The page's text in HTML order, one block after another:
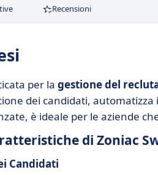
Recensioni
per la gestione del
dei candidati,
è ideale per le aziende
di Zoniac
Candidati